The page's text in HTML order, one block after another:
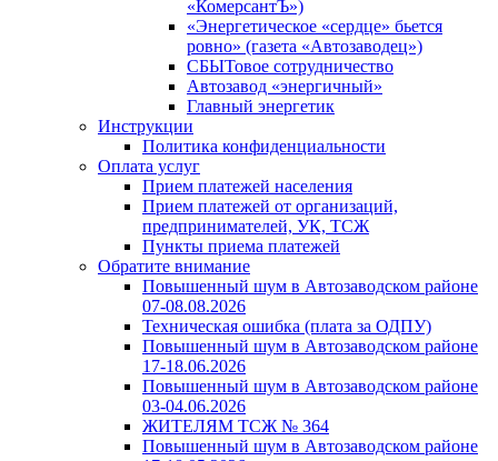
«КомерсантЪ»)
«Энергетическое «сердце» бьется
ровно» (газета «Автозаводец»)
СБЫТовое сотрудничество
Автозавод «энергичный»
Главный энергетик
Инструкции
Политика конфиденциальности
Оплата услуг
Прием платежей населения
Прием платежей от организаций,
предпринимателей, УК, ТСЖ
Пункты приема платежей
Обратите внимание
Повышенный шум в Автозаводском районе
07-08.08.2026
Техническая ошибка (плата за ОДПУ)
Повышенный шум в Автозаводском районе
17-18.06.2026
Повышенный шум в Автозаводском районе
03-04.06.2026
ЖИТЕЛЯМ ТСЖ № 364
Повышенный шум в Автозаводском районе